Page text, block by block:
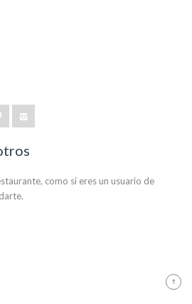
como si eres un usuario de